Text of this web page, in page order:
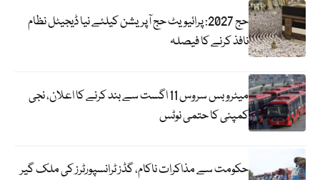
حج 2027: پرائیویٹ حج آپریشن کیلئے نیا ڈیجیٹل نظام
نافذ کرنے کا فیصلہ
میٹرو بس سروس 11 اگست سے بند کرنے کا اعلان، نجی
کمپنی کا حتمی نوٹس
حکومت سے مذاکرات ناکام، گڈز ٹرانسپورٹرز کی ملک گیر